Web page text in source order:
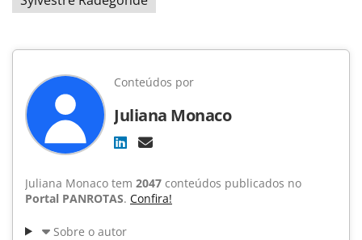
Conteúdos por
Juliana Monaco
Juliana Monaco tem 2047 conteúdos publicados no
Portal PANROTAS. Confira!
Sobre o autor